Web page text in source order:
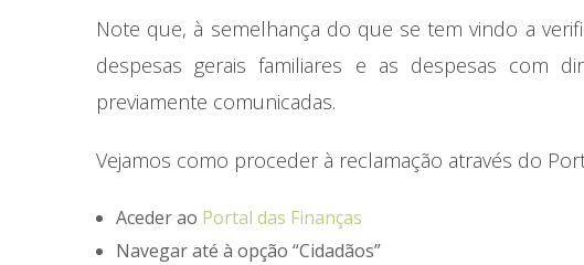
Note que, à semelhança do que se tem vindo a
despesas gerais familiares e as despesas com
previamente comunicadas.
Vejamos como proceder à reclamação através do
Aceder ao Portal das Finanças
Navegar até à opção “Cidadãos”